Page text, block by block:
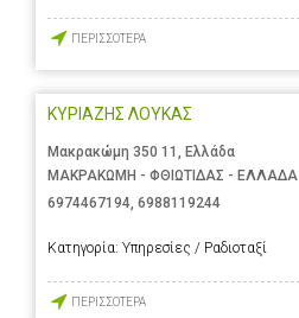
ΠΕΡΙΣΣΟΤΕΡΑ
ΚΥΡΙΑΖΗΣ ΛΟΥΚΑΣ
Μακρακώμη 350 11, Ελλάδα
ΜΑΚΡΑΚΩΜΗ - ΦΘΙΩΤΙΔΑΣ - ΕΛΛΑΔΑ
6974467194, 6988119244
Κατηγορία: Υπηρεσίες / Ραδιοταξί
ΠΕΡΙΣΣΟΤΕΡΑ